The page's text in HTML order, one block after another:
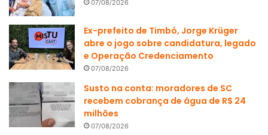
07/08/2026
Ex-prefeito de Timbó, Jorge Krüger
abre o jogo sobre candidatura, legado
e Operação Credenciamento
07/08/2026
Susto na conta: moradores de SC
recebem cobrança de água de R$ 24
milhões
07/08/2026